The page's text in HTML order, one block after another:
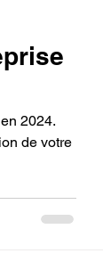
2024.
de votre